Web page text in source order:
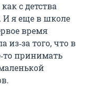
с детства
И я еще в школе
время
из‑за того, что в
принимать